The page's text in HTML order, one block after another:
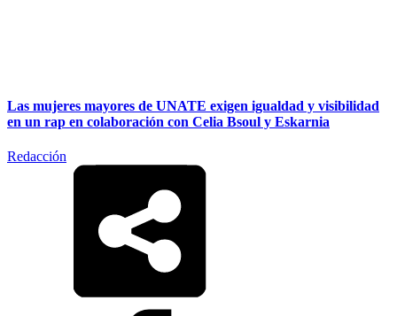
Las mujeres mayores de UNATE exigen igualdad y visibilidad
en un rap en colaboración con Celia Bsoul y Eskarnia
Redacción